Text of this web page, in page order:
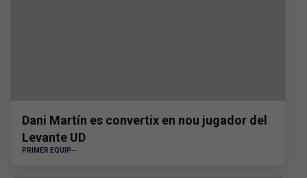
Dani Martín es convertix en nou jugador del
Levante UD
PRIMER EQUIP